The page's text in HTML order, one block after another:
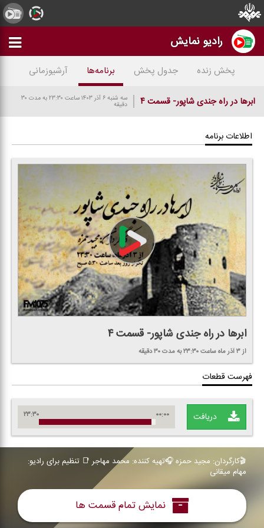
رادیو نمایش
پخش زنده جدول پخش برنامه‌ها آرشیوزمانی
ابرها در راه جندی شاپور- قسمت ۴ سه شنبه ۶ آذر ۱۴۰۳ ساعت ۲۳:۳۰ به مدت ۳۰
دقیقه
اطلاعات برنامه
ابرها در راه جندی شاپور- قسمت ۴
از ۳ آذر ماه ساعت ۲۳:۳۰ به مدت ۳۰ دقیقه
فهرست قطعات
دریافت ۲۳:۳۰ ۰۰:۰۰
🎬كارگردان: مجید حمزه 🎧تهیه كننده: محمد مهاجر 📑 تنظیم برای رادیو:
مهام میقانی
نمایش تمام قسمت ها